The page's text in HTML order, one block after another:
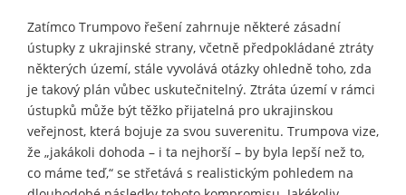
Zatímco Trumpovo řešení zahrnuje některé zásadní
ústupky z ukrajinské strany, včetně předpokládané ztráty
některých území, stále vyvolává otázky ohledně toho, zda
je takový plán vůbec uskutečnitelný. Ztráta území v rámci
ústupků může být těžko přijatelná pro ukrajinskou
veřejnost, která bojuje za svou suverenitu. Trumpova vize,
že „jakákoli dohoda – i ta nejhorší – by byla lepší než to,
co máme teď,“ se střetává s realistickým pohledem na